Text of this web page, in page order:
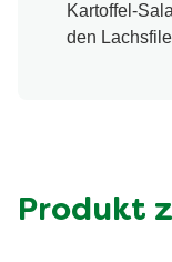
Kartoffel-
den
Produkt